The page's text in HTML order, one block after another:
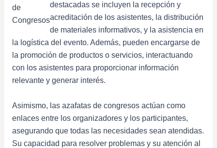
de
Congresos
destacadas se incluyen la recepción y
acreditación de los asistentes, la distribución
de materiales informativos, y la asistencia en
la logística del evento. Además, pueden encargarse de
la promoción de productos o servicios, interactuando
con los asistentes para proporcionar información
relevante y generar interés.
Asimismo, las azafatas de congresos actúan como
enlaces entre los organizadores y los participantes,
asegurando que todas las necesidades sean atendidas.
Su capacidad para resolver problemas y su atención al